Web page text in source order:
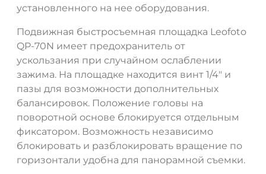
установленного на нее оборудования.
Подвижная быстросъемная площадка Leofoto
QP-70N имеет предохранитель от
ускользания при случайном ослаблении
зажима. На площадке находится винт 1/4" и
пазы для возможности дополнительных
балансировок. Положение головы на
поворотной основе блокируется отдельным
фиксатором. Возможность независимо
блокировать и разблокировать вращение по
горизонтали удобна для панорамной съемки.